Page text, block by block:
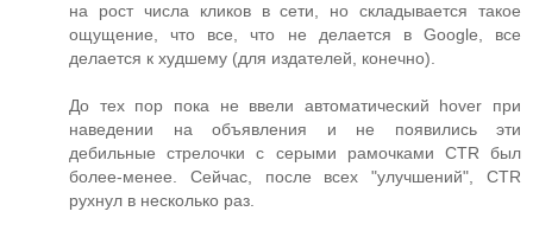
на рост числа кликов в сети, но складывается такое
ощущение, что все, что не делается в Google, все
делается к худшему (для издателей, конечно).
До тех пор пока не ввели автоматический hover при
наведении на объявления и не появились эти
дебильные стрелочки с серыми рамочками CTR был
более-менее. Сейчас, после всех "улучшений", CTR
рухнул в несколько раз.